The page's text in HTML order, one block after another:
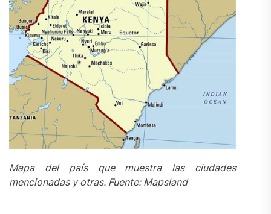
Mapa del país que muestra las ciudades
mencionadas y otras. Fuente: Mapsland